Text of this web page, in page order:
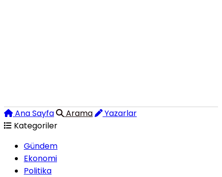
Ana Sayfa Arama
Yazarlar
Kategoriler
Gündem
Ekonomi
Politika